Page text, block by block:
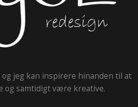
jeg kan inspirere hinanden til at
og samtidigt være kreative.